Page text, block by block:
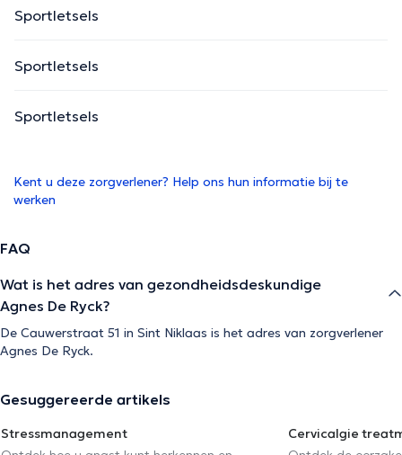
Sportletsels
Sportletsels
Sportletsels
Kent u deze zorgverlener? Help ons hun informatie bij te
werken
FAQ
Wat is het adres van gezondheidsdeskundige
Agnes De Ryck?
De Cauwerstraat 51 in Sint Niklaas is het adres van zorgverlener
Agnes De Ryck.
Gesuggereerde artikels
Stressmanagement
Cervicalgie